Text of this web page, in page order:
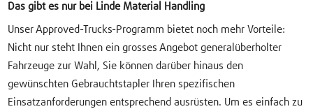
Das gibt es nur bei Linde Material Handling
Unser Approved-Trucks-Programm bietet noch mehr Vorteile:
Nicht nur steht Ihnen ein grosses Angebot generalüberholter
Fahrzeuge zur Wahl, Sie können darüber hinaus den
gewünschten Gebrauchtstapler Ihren spezifischen
Einsatzanforderungen entsprechend ausrüsten. Um es einfach zu